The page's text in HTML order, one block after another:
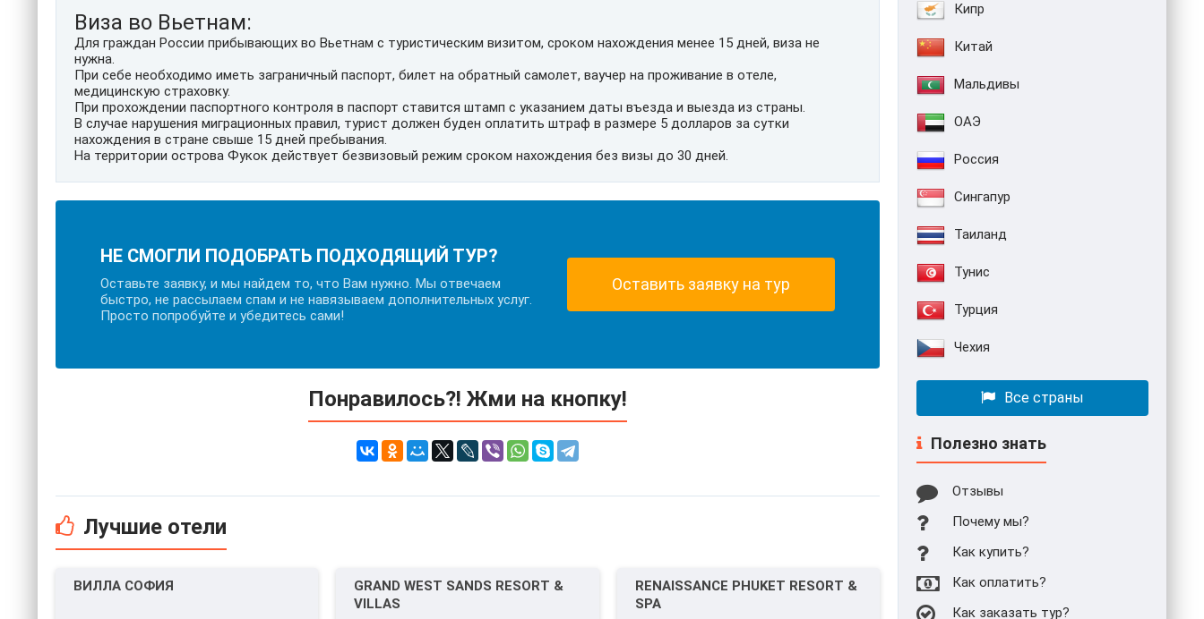
Виза во Вьетнам:
Для граждан России прибывающих во Вьетнам с туристическим визитом, сроком нахождения менее 15 дней, виза не
нужна.
При себе необходимо иметь заграничный паспорт, билет на обратный самолет, ваучер на проживание в отеле,
медицинскую страховку.
При прохождении паспортного контроля в паспорт ставится штамп с указанием даты въезда и выезда из страны.
В случае нарушения миграционных правил, турист должен буден оплатить штраф в размере 5 долларов за сутки
нахождения в стране свыше 15 дней пребывания.
На территории острова Фукок действует безвизовый режим сроком нахождения без визы до 30 дней.
НЕ СМОГЛИ ПОДОБРАТЬ ПОДХОДЯЩИЙ ТУР?
Оставьте заявку, и мы найдем то, что Вам нужно. Мы отвечаем
быстро, не рассылаем спам и не навязываем дополнительных услуг.
Просто попробуйте и убедитесь сами!
Оставить заявку на тур
Понравилось?! Жми на кнопку!
Лучшие отели
ВИЛЛА СОФИЯ
GRAND WEST SANDS RESORT &
VILLAS
RENAISSANCE PHUKET RESORT &
SPA
Кипр
Китай
Мальдивы
ОАЭ
Россия
Сингапур
Таиланд
Тунис
Турция
Чехия
Все страны
Полезно знать
Отзывы
Почему мы?
Как купить?
Как оплатить?
Как заказать тур?